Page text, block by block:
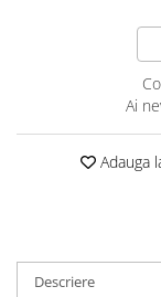
Thorne Research
Trace Minerals
EFX Sports
Ai
Adauga
Descriere